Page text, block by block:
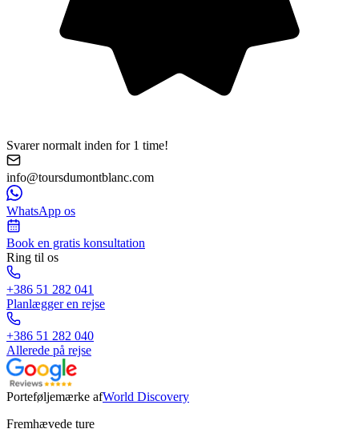
Svarer normalt inden for 1 time!
info@toursdumontblanc.com
WhatsApp os
Book en gratis konsultation
Ring til os
+386 51 282 041
Planlægger en rejse
+386 51 282 040
Allerede på rejse
Porteføljemærke afWorld Discovery
Fremhævede ture